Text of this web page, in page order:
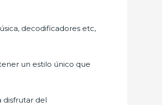
decodificadores etc,
un estilo único que
disfrutar del